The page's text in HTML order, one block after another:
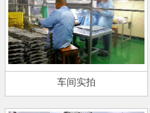
车间实拍